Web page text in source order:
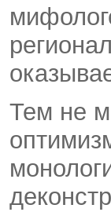
Тем не